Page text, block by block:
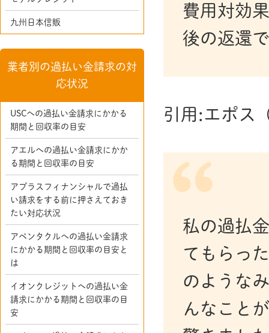
費用対効
後の返還
引用:エポス
私の過払
てもらっ
のような
んなこと
九州日本信販
業者別の過払い金請求の対
応状況
USCへの過払い金請求にかかる
期間と回収率の目安
アエルへの過払い金請求にかか
る期間と回収率の目安
アプラスフィナンシャルで過払
い請求をする前に押さえておき
たい対応状況
アペンタクルへの過払い金請求
にかかる期間と回収率の目安と
は
イオンクレジットへの過払い金
請求にかかる期間と回収率の目
安